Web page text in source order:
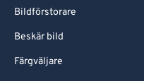
Bildförstorare
Beskär bild
Färgväljare